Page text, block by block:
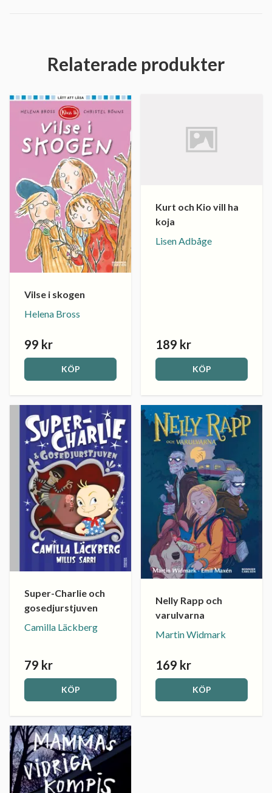
Relaterade produkter
Vilse i skogen
Helena Bross
99 kr
KÖP
Kurt och Kio vill ha
koja
Lisen Adbåge
189 kr
KÖP
Super-Charlie och
gosedjurstjuven
Camilla Läckberg
79 kr
KÖP
Nelly Rapp och
varulvarna
Martin Widmark
169 kr
KÖP